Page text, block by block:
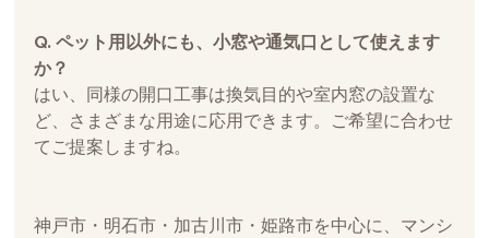
Q. ペット用以外にも、小窓や通気口として使えます
か？
はい、同様の開口工事は換気目的や室内窓の設置な
ど、さまざまな用途に応用できます。ご希望に合わせ
てご提案しますね。
神戸市・明石市・加古川市・姫路市を中心に、マンシ